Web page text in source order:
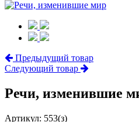
Предыдущий товар
Следующий товар
Речи, изменившие
Артикул: 553(з)